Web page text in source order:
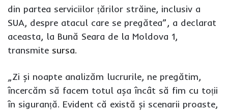
din partea serviciilor țărilor străine, inclusiv a
SUA, despre atacul care se pregătea”, a declarat
aceasta, la Bună Seara de la Moldova 1,
transmite sursa.
„Zi și noapte analizăm lucrurile, ne pregătim,
încercăm să facem totul așa încât să fim cu toții
în siguranță. Evident că există și scenarii proaste,